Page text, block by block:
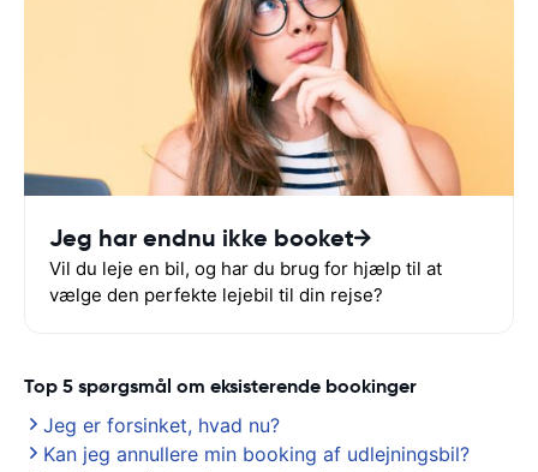
Jeg har endnu ikke booket
Vil du leje en bil, og har du brug for hjælp til at
vælge den perfekte lejebil til din rejse?
Top 5 spørgsmål om eksisterende bookinger
Jeg er forsinket, hvad nu?
Kan jeg annullere min booking af udlejningsbil?